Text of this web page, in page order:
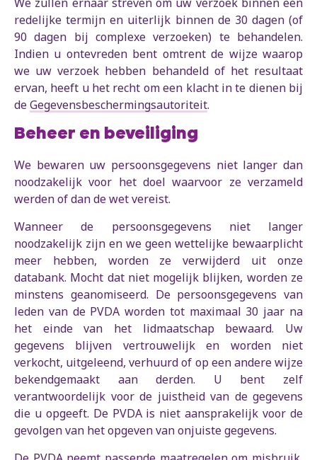
redelijke termijn en uiterlijk binnen de 30 dagen (of
90 dagen bij complexe verzoeken) te behandelen.
Indien u ontevreden bent omtrent de wijze waarop
we uw verzoek hebben behandeld of het resultaat
ervan, heeft u het recht om een klacht in te dienen bij
deGegevensbeschermingsautoriteit.
Beheer en beveiliging
We bewaren uw persoonsgegevens niet langer dan
noodzakelijk voor het doel waarvoor ze verzameld
werden of dan de wet vereist.
Wanneer de persoonsgegevens niet langer
noodzakelijk zijn en we geen wettelijke bewaarplicht
meer hebben, worden ze verwijderd uit onze
databank. Mocht dat niet mogelijk blijken, worden ze
minstens geanomiseerd. De persoonsgegevens van
leden van de PVDA worden tot maximaal 30 jaar na
het einde van het lidmaatschap bewaard. Uw
gegevens blijven vertrouwelijk en worden niet
verkocht, uitgeleend, verhuurd of op een andere wijze
bekendgemaakt aan derden. U bent zelf
verantwoordelijk voor de juistheid van de gegevens
die u opgeeft. De PVDA is niet aansprakelijk voor de
gevolgen van het opgeven van onjuiste gegevens.